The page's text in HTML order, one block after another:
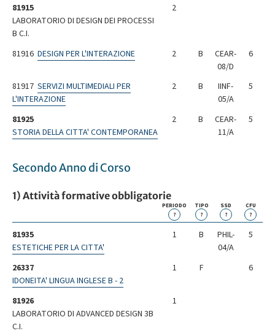
81915
LABORATORIO DI DESIGN DEI PROCESSI
B C.I.
2
81916 DESIGN PER L'INTERAZIONE 2 B
CEAR-
08/D
6
81917 SERVIZI MULTIMEDIALI PER
L'INTERAZIONE
2 B
IINF-
05/A
5
81925
STORIA DELLA CITTA' CONTEMPORANEA
2 B
CEAR-
11/A
5
Secondo Anno di Corso
1) Attività formative obbligatorie
PERIODO
?
TIPO
?
SSD
?
CFU
?
81935
ESTETICHE PER LA CITTA'
1 B
PHIL-
04/A
5
26337
IDONEITA' LINGUA INGLESE B - 2
1 F 6
81926
LABORATORIO DI ADVANCED DESIGN 3B
C.I.
1